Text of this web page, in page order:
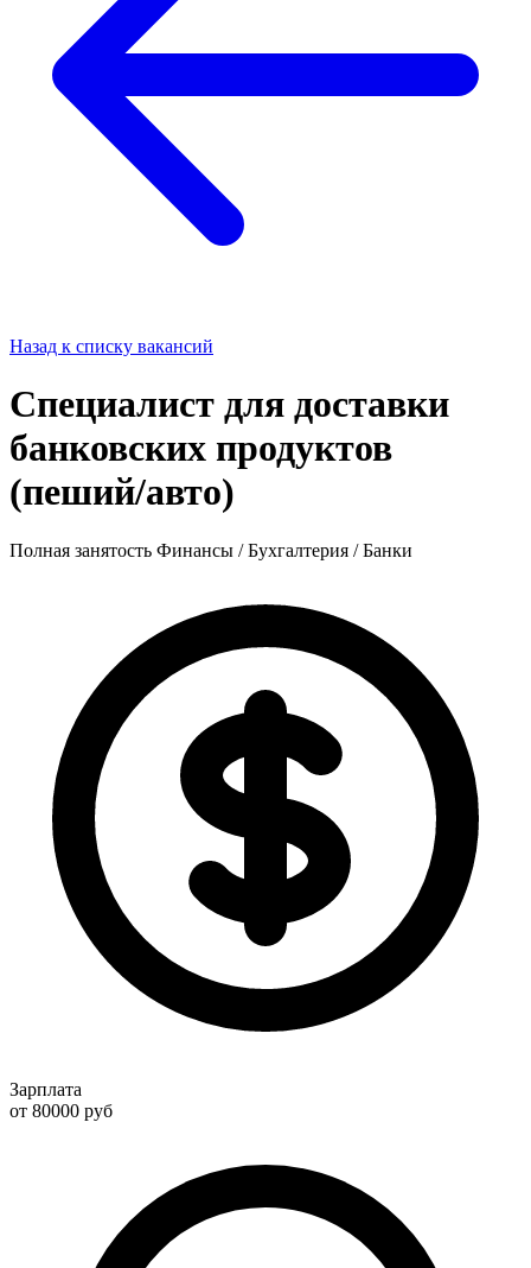
Назад к списку вакансий
Специалист для доставки
банковских продуктов
(пеший/авто)
Полная занятость Финансы / Бухгалтерия / Банки
Зарплата
от 80000 руб